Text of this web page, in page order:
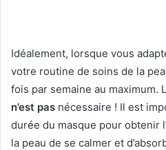
Idéalement, lorsque vous
votre routine de soins de la
fois par semaine au maximum.
n’est pas nécessaire ! Il est
durée du masque pour obtenir
la peau de se calmer et